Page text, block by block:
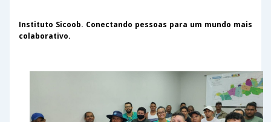
Instituto Sicoob. Conectando pessoas para um mundo mais
colaborativo.